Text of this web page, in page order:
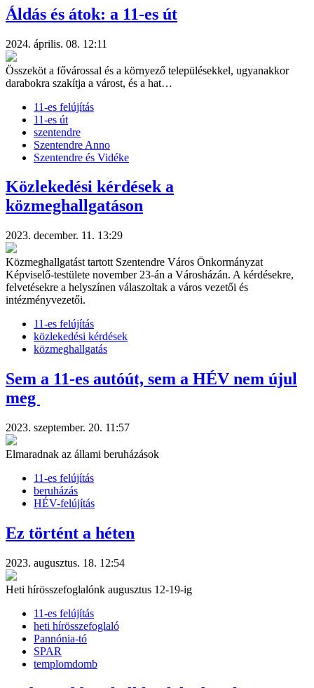
Áldás és átok: a 11-es út
2024. április. 08. 12:11
Összeköt a fővárossal és a környező településekkel, ugyanakkor
darabokra szakítja a várost, és a hat…
11-es felújítás
11-es út
szentendre
Szentendre Anno
Szentendre és Vidéke
Közlekedési kérdések a
közmeghallgatáson
2023. december. 11. 13:29
Közmeghallgatást tartott Szentendre Város Önkormányzat
Képviselő-testülete november 23-án a Városházán. A kérdésekre,
felvetésekre a helyszínen válaszoltak a város vezetői és
intézményvezetői.
11-es felújítás
közlekedési kérdések
közmeghallgatás
Sem a 11-es autóút, sem a HÉV nem újul
meg
2023. szeptember. 20. 11:57
Elmaradnak az állami beruházások
11-es felújítás
beruházás
HÉV-felújítás
Ez történt a héten
2023. augusztus. 18. 12:54
Heti hírösszefoglalónk augusztus 12-19-ig
11-es felújítás
heti hírösszefoglaló
Pannónia-tó
SPAR
templomdomb